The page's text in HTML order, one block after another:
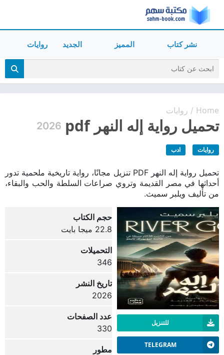
نشر كتاب المميز الجديد روايات
Home
/ روايات
تحميل رواية إله النهر pdf 2026
روايات ادب
تحميل رواية إله النهر PDF تنزيل مجانًا، رواية تاريخية ملحمية تدور
أحداثها في مصر القديمة وتروي صراعات السلطة والحب والبقاء،
من تأليف ويلبر سميث.
للتنزيل
TELEGRAM
حجم الكتاب
22.8 ميجا بايت
التحميلات
346
تاريخ النشر
2026
عدد الصفحات
330
مطور